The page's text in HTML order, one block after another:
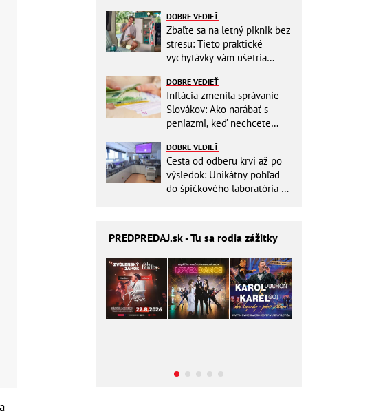
DOBRE VEDIEŤ
Zbaľte sa na letný piknik bez
stresu: Tieto praktické
vychytávky vám ušetria
DOBRE VEDIEŤ
Inflácia zmenila správanie
Slovákov: Ako narábať s
peniazmi, keď nechcete
DOBRE VEDIEŤ
Cesta od odberu krvi až po
výsledok: Unikátny pohľad
do špičkového laboratória na
PREDPREDAJ.sk - Tu sa rodia zážitky